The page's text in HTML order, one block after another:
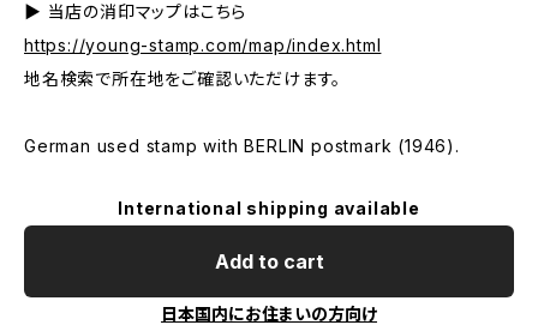
▶ 当店の消印マップはこちら
https://young-stamp.com/map/index.html
地名検索で所在地をご確認いただけます。
German used stamp with BERLIN postmark (1946).
International shipping available
Add to cart
日本国内にお住まいの方向け